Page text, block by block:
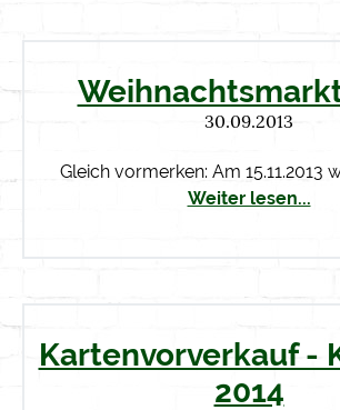
30.09.2013
Gleich vormerken: Am 15.11.2013
Weiter lesen...
Kartenvorverkauf -
2014